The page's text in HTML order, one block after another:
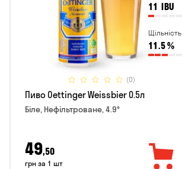
11 IBU
Щільність
11.5%
(0)
Пиво Oettinger Weissbier 0.5л
Біле, Нефільтроване, 4.9°
49,50
грн за 1 шт